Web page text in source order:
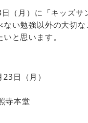
（月）に「キッズサ
ない勉強以外の大切
と思います。
日（月）
本堂